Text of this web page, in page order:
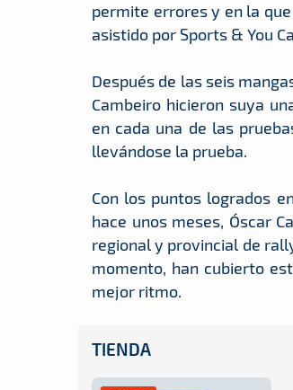
permite errores y en la
asistido por Sports & You
Después de las seis
Cambeiro hicieron suya
en cada una de las
llevándose la prueba.
Con los puntos logrados
hace unos meses, Óscar
regional y provincial de
momento, han cubierto
mejor ritmo.
TIENDA